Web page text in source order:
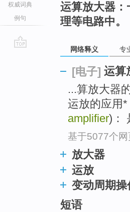
权威词典
例句
运算放大器
理等电路中。
网络释义 专
[电子] 运算
...算放大器
运放的应用
amplifier)：
基于5077个网
放大器
运放
变动周期操
短语